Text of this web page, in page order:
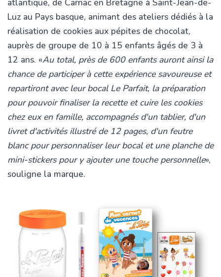
atlantique, de Carnac en Bretagne à Saint-Jean-de-
Luz au Pays basque, animant des ateliers dédiés à la
réalisation de cookies aux pépites de chocolat,
auprès de groupe de 10 à 15 enfants âgés de 3 à
12 ans. «Au total, près de 600 enfants auront ainsi la
chance de participer à cette expérience savoureuse et
repartiront avec leur bocal Le Parfait, la préparation
pour pouvoir finaliser la recette et cuire les cookies
chez eux en famille, accompagnés d'un tablier, d'un
livret d'activités illustré de 12 pages, d'un feutre
blanc pour personnaliser leur bocal et une planche de
mini-stickers pour y ajouter une touche personnelle»,
souligne la marque.